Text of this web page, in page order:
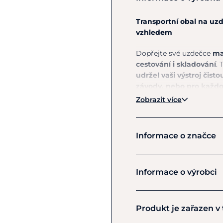
Transportní obal na
vzhledem
Dopřejte své uzdečce
cestování i skladování.
udržel vaši výstroj
závody, nebo pro
mechanickým
uzpůsoben pro jednu
Praktický přední zip
LeMieux dodávají obalu
Přednosti:
Zobrazit více
Informace o značce
LeMieux
Informace o výrobci
Horse Health Wessex Ltd
Produkt je zařazen